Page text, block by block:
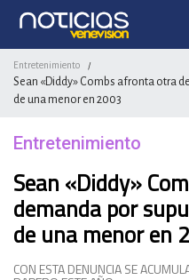
Entretenimiento /
Sean «Diddy» Combs afronta otra
de una menor en 2003
Entretenimiento
Sean «Diddy»
demanda por
de una menor en
CON ESTA DENUNCIA SE